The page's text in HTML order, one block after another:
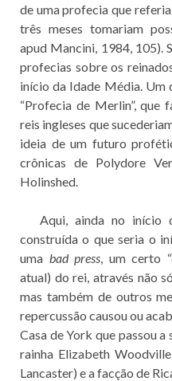
de uma profecia que
três meses tomariam
apud Mancini, 1984, 105).
profecias sobre os
início da Idade Média. Um
“Profecia de Merlin”, que
reis ingleses que
ideia de um futuro
crônicas de Polydore
Holinshed.
Aqui, ainda no início
construída o que seria o
uma bad press , um certo
atual) do rei, através não
mas também de outros
repercussão causou ou
Casa de York que passou
rainha Elizabeth
Lancaster) e a facção de